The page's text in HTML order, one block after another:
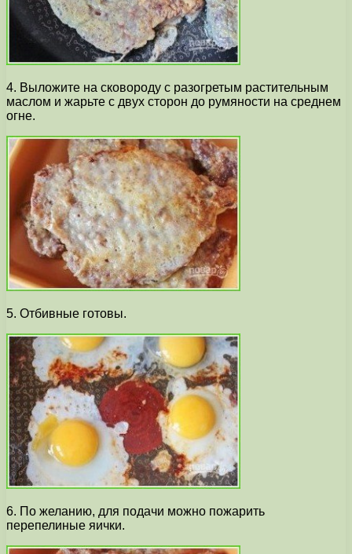
4. Выложите на сковороду с разогретым растительным
маслом и жарьте с двух сторон до румяности на среднем
огне.
5. Отбивные готовы.
6. По желанию, для подачи можно пожарить
перепелиные яички.